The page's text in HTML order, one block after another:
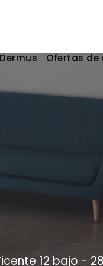
Ofertas de
12 bajo -